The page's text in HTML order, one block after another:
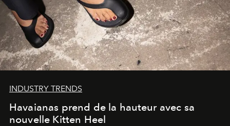
INDUSTRY TRENDS
Havaianas prend de la hauteur avec sa
nouvelle Kitten Heel